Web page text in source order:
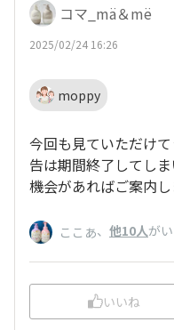
コマ_mä＆më
2025/02/24 16:26
moppy
今回も見ていただけ
告は期間終了してし
機会があればご案内
ここあ、 他10人が
いいね